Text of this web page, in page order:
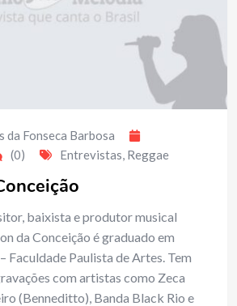
da Fonseca Barbosa
(0) Entrevistas, Reggae
baixista e produtor musical
da Conceição é graduado em
Faculdade Paulista de Artes. Tem
com artistas como Zeca
(Benneditto), Banda Black Rio e